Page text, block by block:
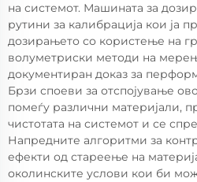
на системот. Машината за
рутини за калибрација кои ја
дозирањето со користење на
волуметриски методи на
документиран доказ за
Брзи споеви за отспојување
помеѓу различни материјали,
чистотата на системот и се
Напредните алгоритми за
ефекти од стареење на
околинските услови кои би